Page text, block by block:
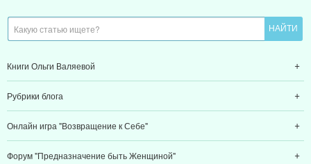
Книги Ольги Валяевой
Рубрики блога
Онлайн игра "Возвращение к Себе"
Форум "Предназначение быть Женщиной"